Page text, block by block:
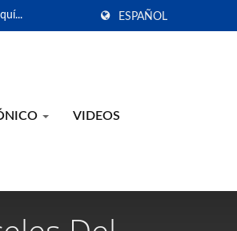
ESPAÑOL
VIDEOS